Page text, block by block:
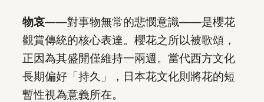
物哀——對事物無常的悲憫意識——是櫻花
觀賞傳統的核心表達。櫻花之所以被歌頌，
正因為其盛開僅維持一兩週。當代西方文化
長期偏好「持久」，日本花文化則將花的短
暫性視為意義所在。